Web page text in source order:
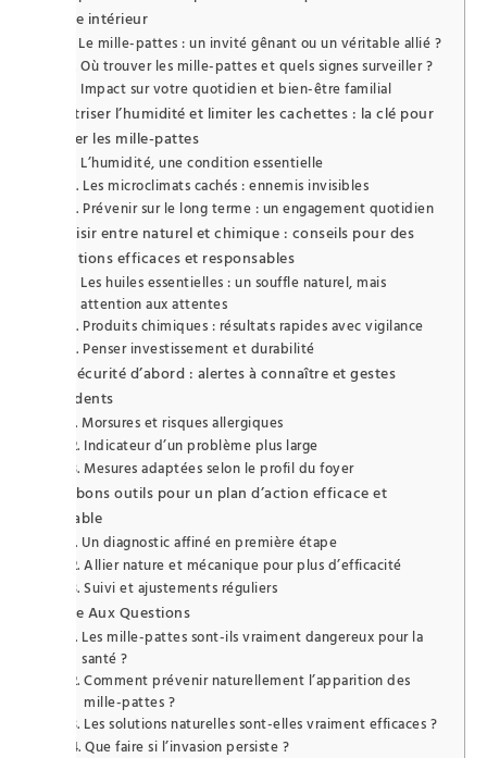
votre intérieur
Le mille-pattes : un invité gênant ou un véritable allié ?
Où trouver les mille-pattes et quels signes surveiller ?
Impact sur votre quotidien et bien-être familial
Maîtriser l’humidité et limiter les cachettes : la clé pour
éviter les mille-pattes
L’humidité, une condition essentielle
Les microclimats cachés : ennemis invisibles
Prévenir sur le long terme : un engagement quotidien
Choisir entre naturel et chimique : conseils pour des
solutions efficaces et responsables
Les huiles essentielles : un souffle naturel, mais
attention aux attentes
Produits chimiques : résultats rapides avec vigilance
Penser investissement et durabilité
La sécurité d’abord : alertes à connaître et gestes
prudents
Morsures et risques allergiques
Indicateur d’un problème plus large
Mesures adaptées selon le profil du foyer
Les bons outils pour un plan d’action efficace et
durable
Un diagnostic affiné en première étape
Allier nature et mécanique pour plus d’efficacité
Suivi et ajustements réguliers
Foire Aux Questions
Les mille-pattes sont-ils vraiment dangereux pour la
santé ?
Comment prévenir naturellement l’apparition des
mille-pattes ?
Les solutions naturelles sont-elles vraiment efficaces ?
Que faire si l’invasion persiste ?